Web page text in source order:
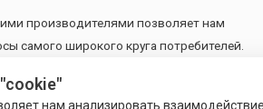
производителями позволяет нам
самого широкого круга потребителей.
нам анализировать